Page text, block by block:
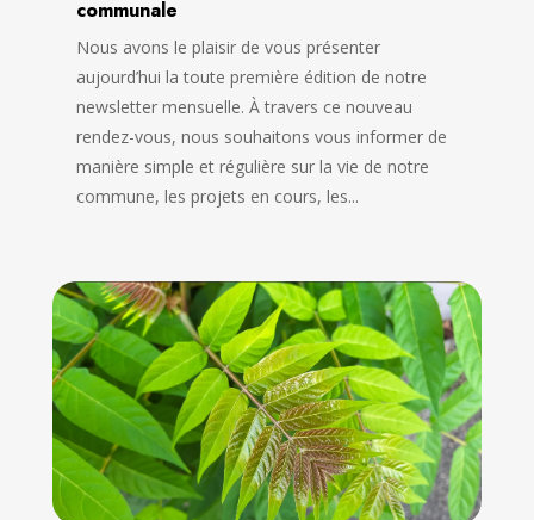
communale
Nous avons le plaisir de vous présenter
aujourd’hui la toute première édition de notre
newsletter mensuelle. À travers ce nouveau
rendez-vous, nous souhaitons vous informer de
manière simple et régulière sur la vie de notre
commune, les projets en cours, les...